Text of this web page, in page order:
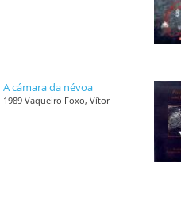
A cámara da névoa
1989 Vaqueiro Foxo, Vítor